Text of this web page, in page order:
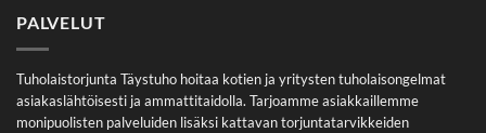
PALVELUT
Tuholaistorjunta Täystuho hoitaa kotien ja yritysten tuholaisongelmat
asiakaslähtöisesti ja ammattitaidolla. Tarjoamme asiakkaillemme
monipuolisten palveluiden lisäksi kattavan torjuntatarvikkeiden